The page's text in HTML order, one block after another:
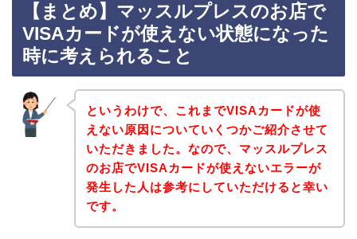
【まとめ】マッスルプレスのお店で
VISAカードが使えない状態になった
時に考えられること
というわけで、これまでVISAカードが使
えない原因についていくつかご紹介させて
いただきました。なので、マッスルプレス
のお店でVISAカードが使えないエラーが
発生した人は参考にしていただけると幸い
です。